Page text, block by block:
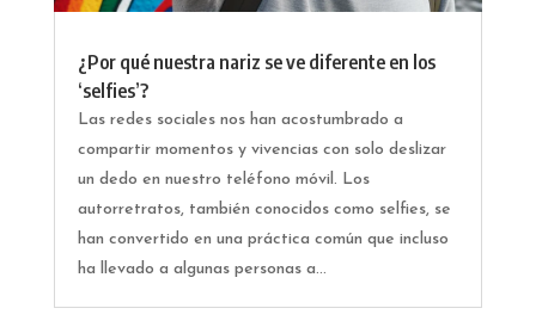
¿Por qué nuestra nariz se ve diferente en los
‘selfies’?
Las redes sociales nos han acostumbrado a
compartir momentos y vivencias con solo deslizar
un dedo en nuestro teléfono móvil. Los
autorretratos, también conocidos como selfies, se
han convertido en una práctica común que incluso
ha llevado a algunas personas a...